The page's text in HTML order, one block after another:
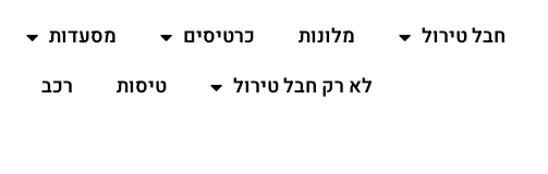
חבל טירול מלונות כרטיסים מסעדות
לא רק חבל טירול
טיסות רכב